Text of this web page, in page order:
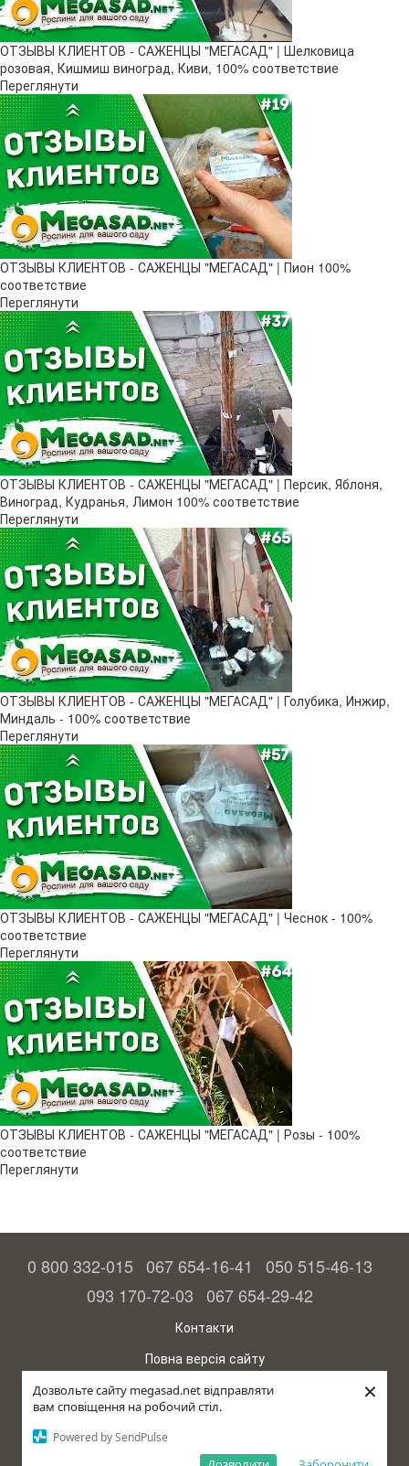
Дозвольте сайту megasad.net відправляти
вам сповіщення на робочий стіл.
Powered by SendPulse
×
ОТЗЫВЫ КЛИЕНТОВ - САЖЕНЦЫ "МЕГАСАД" | Шелковица
розовая, Кишмиш виноград, Киви, 100% соответствие
Переглянути
ОТЗЫВЫ КЛИЕНТОВ - САЖЕНЦЫ "МЕГАСАД" | Пион 100%
соответствие
Переглянути
ОТЗЫВЫ КЛИЕНТОВ - САЖЕНЦЫ "МЕГАСАД" | Персик, Яблоня,
Виноград, Кудранья, Лимон 100% соответствие
Переглянути
ОТЗЫВЫ КЛИЕНТОВ - САЖЕНЦЫ "МЕГАСАД" | Голубика, Инжир,
Миндаль - 100% соответствие
Переглянути
ОТЗЫВЫ КЛИЕНТОВ - САЖЕНЦЫ "МЕГАСАД" | Чеснок - 100%
соответствие
Переглянути
ОТЗЫВЫ КЛИЕНТОВ - САЖЕНЦЫ "МЕГАСАД" | Розы - 100%
соответствие
Переглянути
0 800 332-015 067 654-16-41
050 515-46-13
093 170-72-03 067 654-29-42
Контакти
Повна версія сайту
© 2015—2026
Megasad – гарантія високого врожаю
рус (країна-терорист)